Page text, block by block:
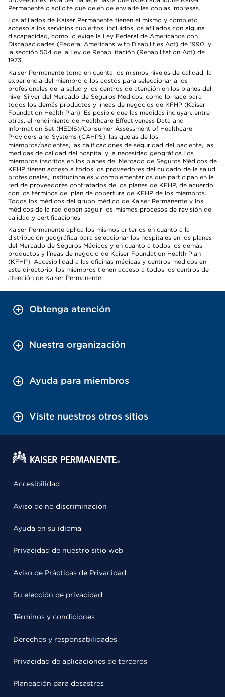
Permanente o solicite que dejen de enviarle las copias impresas.
Los afiliados de Kaiser Permanente tienen el mismo y completo
acceso a los servicios cubiertos, incluidos los afiliados con alguna
discapacidad, como lo exige la Ley Federal de Americanos con
Discapacidades (Federal Americans with Disabilities Act) de 1990, y
la sección 504 de la Ley de Rehabilitación (Rehabilitation Act) de
1973.
Kaiser Permanente toma en cuenta los mismos niveles de calidad, la
experiencia del miembro o los costos para seleccionar a los
profesionales de la salud y los centros de atención en los planes del
nivel Silver del Mercado de Seguros Médicos, como lo hace para
todos los demás productos y líneas de negocios de KFHP (Kaiser
Foundation Health Plan). Es posible que las medidas incluyan, entre
otras, el rendimiento de Healthcare Effectiveness Data and
Information Set (HEDIS)/Consumer Assessment of Healthcare
Providers and Systems (CAHPS), las quejas de los
miembros/pacientes, las calificaciones de seguridad del paciente, las
medidas de calidad del hospital y la necesidad geográfica.Los
miembros inscritos en los planes del Mercado de Seguros Médicos de
KFHP tienen acceso a todos los proveedores del cuidado de la salud
profesionales, institucionales y complementarios que participan en la
red de proveedores contratados de los planes de KFHP, de acuerdo
con los términos del plan de cobertura de KFHP de los miembros.
Todos los médicos del grupo médico de Kaiser Permanente y los
médicos de la red deben seguir los mismos procesos de revisión de
calidad y certificaciones.
Kaiser Permanente aplica los mismos criterios en cuanto a la
distribución geográfica para seleccionar los hospitales en los planes
del Mercado de Seguros Médicos y en cuanto a todos los demás
productos y líneas de negocio de Kaiser Foundation Health Plan
(KFHP). Accesibilidad a las oficinas médicas y centros médicos en
este directorio: los miembros tienen acceso a todos los centros de
atención de Kaiser Permanente.
Obtenga atención
Nuestra organización
Ayuda para miembros
Visite nuestros otros sitios
Accesibilidad
Aviso de no discriminación
Ayuda en su idioma
Privacidad de nuestro sitio web
Aviso de Prácticas de Privacidad
Su elección de privacidad
Términos y condiciones
Derechos y responsabilidades
Privacidad de aplicaciones de terceros
Planeación para desastres